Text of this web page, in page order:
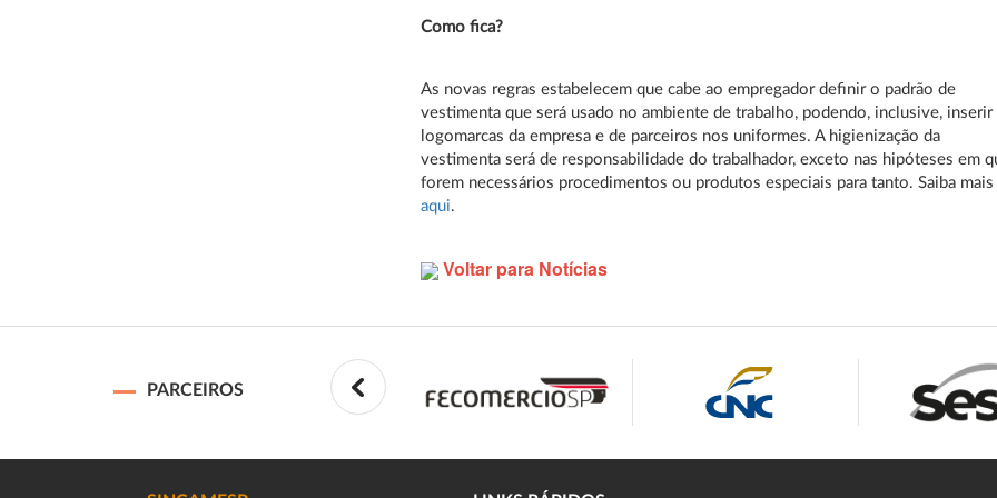
Como fica?
As novas regras estabelecem que cabe ao empregador definir o padrão de
vestimenta que será usado no ambiente de trabalho, podendo, inclusive, inserir
logomarcas da empresa e de parceiros nos uniformes. A higienização da
vestimenta será de responsabilidade do trabalhador, exceto nas hipóteses em
forem necessários procedimentos ou produtos especiais para tanto. Saiba mais
aqui.
Voltar para Notícias
PARCEIROS